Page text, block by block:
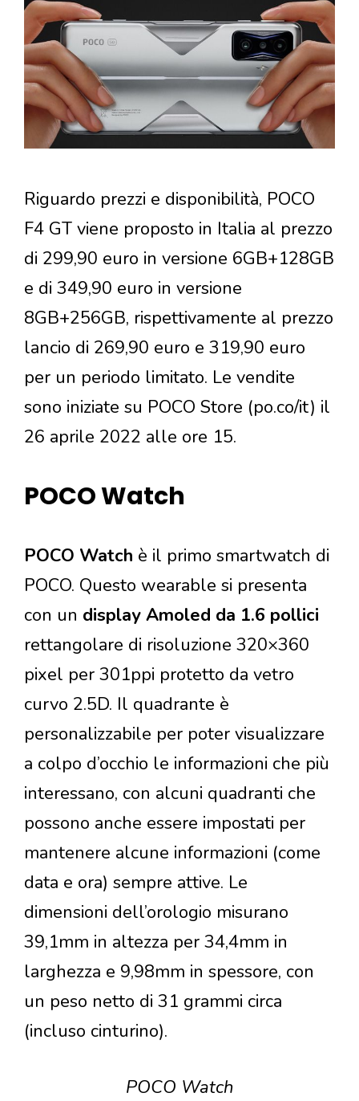
Riguardo prezzi e disponibilità, POCO
F4 GT viene proposto in Italia al prezzo
di 299,90 euro in versione 6GB+128GB
e di 349,90 euro in versione
8GB+256GB, rispettivamente al prezzo
lancio di 269,90 euro e 319,90 euro
per un periodo limitato. Le vendite
sono iniziate su POCO Store (po.co/it) il
26 aprile 2022 alle ore 15.
POCO Watch
POCO Watch è il primo smartwatch di
POCO. Questo wearable si presenta
con un display Amoled da 1.6 pollici
rettangolare di risoluzione 320×360
pixel per 301ppi protetto da vetro
curvo 2.5D. Il quadrante è
personalizzabile per poter visualizzare
a colpo d’occhio le informazioni che più
interessano, con alcuni quadranti che
possono anche essere impostati per
mantenere alcune informazioni (come
data e ora) sempre attive. Le
dimensioni dell’orologio misurano
39,1mm in altezza per 34,4mm in
larghezza e 9,98mm in spessore, con
un peso netto di 31 grammi circa
(incluso cinturino).
POCO Watch